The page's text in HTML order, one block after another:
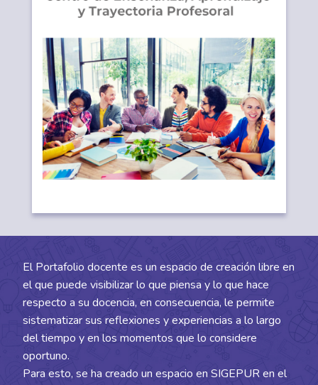
El Portafolio docente es un espacio de creación libre en
el que puede visibilizar lo que piensa y lo que hace
respecto a su docencia, en consecuencia, le permite
sistematizar sus reflexiones y experiencias a lo largo
del tiempo y en los momentos que lo considere
oportuno.
Para esto, se ha creado un espacio en SIGEPUR en el